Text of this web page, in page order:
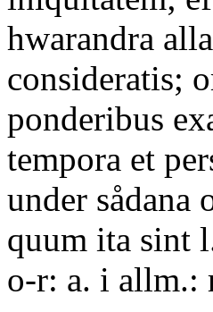
hwarandra
consideratis;
ponderibus
tempora et
under sådana
quum ita sint
o-r: a. i allm.: